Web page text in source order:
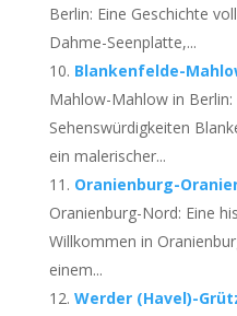
Berlin: Eine Geschichte
Dahme-Seenplatte,...
Blankenfelde-
Mahlow-Mahlow in Berlin:
Sehenswürdigkeiten
ein malerischer...
Oranienburg-
Oranienburg-Nord: Eine
Willkommen in
einem...
Werder (Havel)-